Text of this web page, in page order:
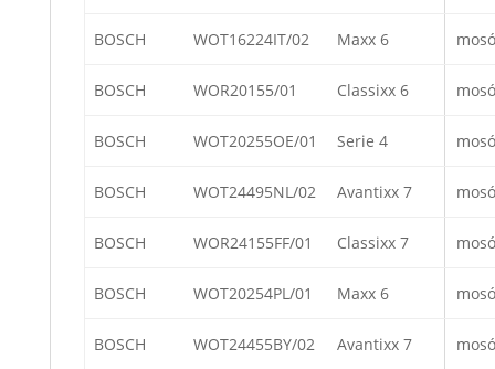
BOSCH WOT16224IT/02 Maxx 6
BOSCH WOR20155/01 Classixx 6
BOSCH WOT20255OE/01 Serie 4
BOSCH WOT24495NL/02 Avantixx 7
BOSCH WOR24155FF/01 Classixx 7
BOSCH WOT20254PL/01 Maxx 6
BOSCH WOT24455BY/02 Avantixx 7